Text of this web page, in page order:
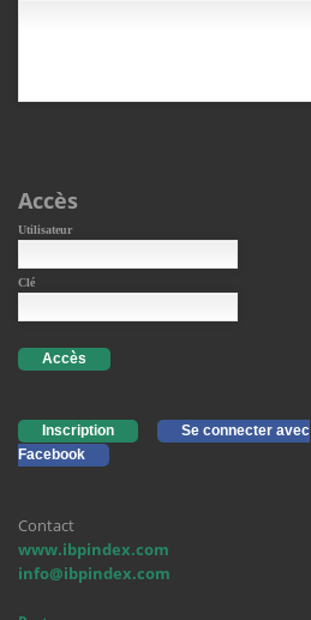
Accès
Utilisateur
Clé
Accès
Inscription
Se connecter avec
Facebook
Contact
www.ibpindex.com
info@ibpindex.com